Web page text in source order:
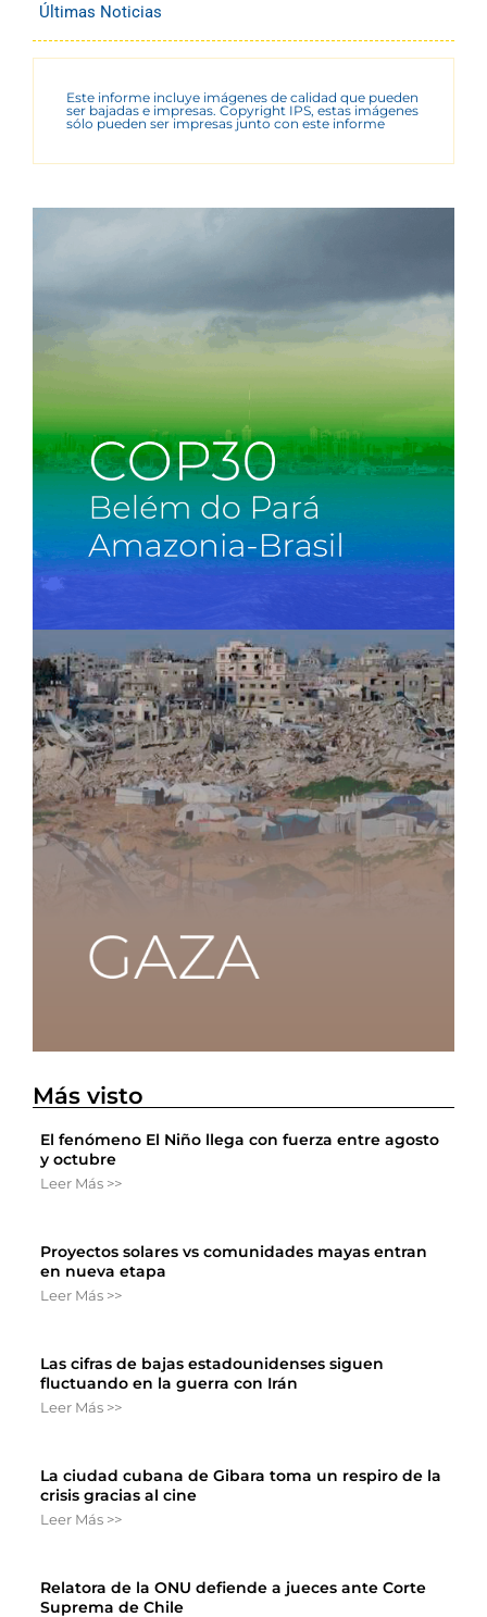
Últimas Noticias
Este informe incluye imágenes de calidad que pueden
ser bajadas e impresas. Copyright IPS, estas imágenes
sólo pueden ser impresas junto con este informe
Más visto
El fenómeno El Niño llega con fuerza entre agosto
y octubre
Leer Más >>
Proyectos solares vs comunidades mayas entran
en nueva etapa
Leer Más >>
Las cifras de bajas estadounidenses siguen
fluctuando en la guerra con Irán
Leer Más >>
La ciudad cubana de Gibara toma un respiro de la
crisis gracias al cine
Leer Más >>
Relatora de la ONU defiende a jueces ante Corte
Suprema de Chile